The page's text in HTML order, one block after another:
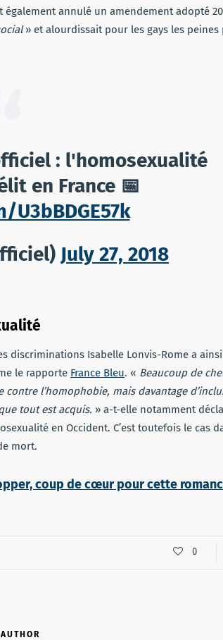
également annulé un amendement adopté
» et alourdissait pour les gays les peines
: l'homosexualité
en France 📅
July 27, 2018
discriminations Isabelle Lonvis-Rome a
le rapporte France Bleu. « Beaucoup de
l’homophobie, mais davantage
tout est acquis. » a-t-elle notamment
en Occident. C’est toutefois le cas
mort.
coup de cœur pour cette
0